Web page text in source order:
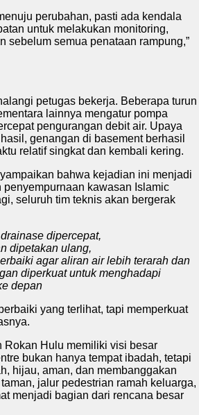
perubahan, pasti ada kendala
untuk melakukan monitoring,
sebelum semua penataan rampung,”
petugas bekerja. Beberapa turun
lainnya mengatur pompa
pengurangan debit air. Upaya
genangan di basement berhasil
relatif singkat dan kembali kering.
bahwa kejadian ini menjadi
penyempurnaan kawasan Islamic
seluruh tim teknis akan bergerak
dipercepat,
dipetakan ulang,
agar aliran air lebih terarah dan
diperkuat untuk menghadapi
depan
yang terlihat, tapi memperkuat
Rokan Hulu memiliki visi besar
bukan hanya tempat ibadah, tetapi
hijau, aman, dan membanggakan
jalur pedestrian ramah keluarga,
menjadi bagian dari rencana besar